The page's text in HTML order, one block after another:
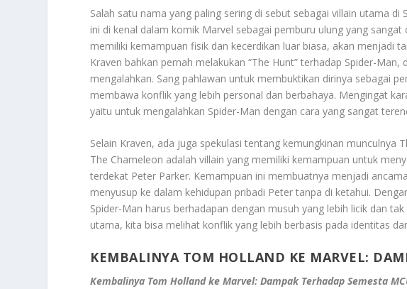
Salah satu nama yang paling sering di sebut sebagai villain utama
ini di kenal dalam komik Marvel sebagai pemburu ulung yang
memiliki kemampuan fisik dan kecerdikan luar biasa, akan menjadi
Kraven bahkan pernah melakukan “The Hunt” terhadap Spider-
mengalahkan. Sang pahlawan untuk membuktikan dirinya sebagai
membawa konflik yang lebih personal dan berbahaya. Mengingat
yaitu untuk mengalahkan Spider-Man dengan cara yang sangat
Selain Kraven, ada juga spekulasi tentang kemungkinan munculnya
The Chameleon adalah villain yang memiliki kemampuan untuk
terdekat Peter Parker. Kemampuan ini membuatnya menjadi
menyusup ke dalam kehidupan pribadi Peter tanpa di ketahui.
Spider-Man harus berhadapan dengan musuh yang lebih licik dan
utama, kita bisa melihat konflik yang lebih berbasis pada identitas
KEMBALINYA TOM HOLLAND KE MARVEL:
Kembalinya Tom Holland ke Marvel: Dampak Terhadap Semesta